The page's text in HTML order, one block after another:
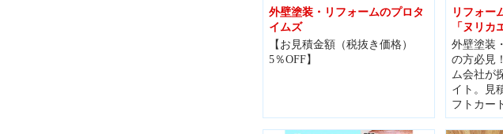
外壁塗装・リフォームのプロタ
イムズ
【お見積金額（税抜き価格）
5％OFF】
リフォー
「ヌリカ
外壁塗装
の方必見
ム会社が
イト。見
フトカー